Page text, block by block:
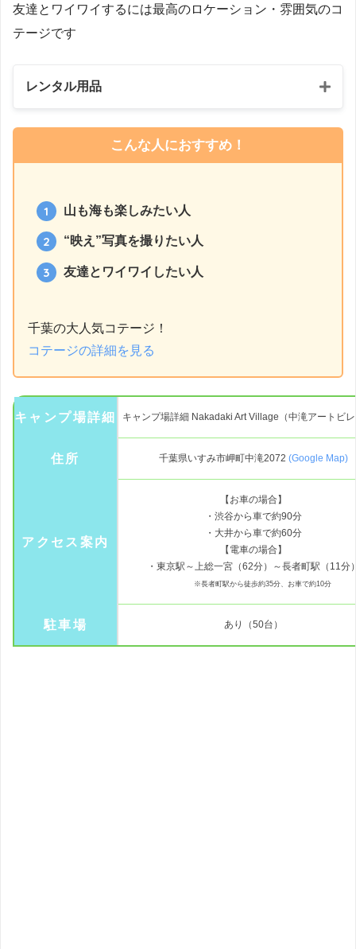
友達とワイワイするには最高のロケーション・雰囲気のコ
テージです
レンタル用品
コールマン リゾートチェア(デ
コールマン ウッドロールテー
ハンモック １個
スラックライン １個
こんな人におすすめ！
山も海も楽しみたい人
“映え”写真を撮りたい人
友達とワイワイしたい人
千葉の大人気コテージ！
コテージの詳細を見る
キャンプ場詳細 キャンプ場詳細 Nakadaki Art Village（中滝アートビ
住所 千葉県いすみ市岬町中滝2072 (Google Map)
アクセス案内
【お車の場合】
・渋谷から車で約90分
・大井から車で約60分
【電車の場合】
・東京駅～上総一宮（62分）～長者町駅（11分
※長者町駅から徒歩約35分、お車で約10分
駐車場 あり（50台）